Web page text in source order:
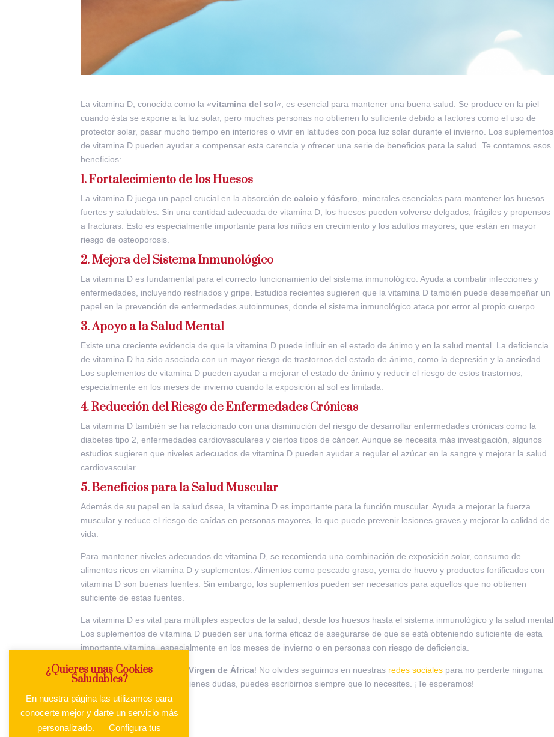
La vitamina D, conocida como la «vitamina del sol«, es esencial para mantener una buena salud. Se produce en la piel
cuando ésta se expone a la luz solar, pero muchas personas no obtienen lo suficiente debido a factores como el uso de
protector solar, pasar mucho tiempo en interiores o vivir en latitudes con poca luz solar durante el invierno. Los suplementos
de vitamina D pueden ayudar a compensar esta carencia y ofrecer una serie de beneficios para la salud. Te contamos esos
beneficios:
1. Fortalecimiento de los Huesos
La vitamina D juega un papel crucial en la absorción decalcio yfósforo , minerales esenciales para mantener los huesos
fuertes y saludables. Sin una cantidad adecuada de vitamina D, los huesos pueden volverse delgados, frágiles y propensos
a fracturas. Esto es especialmente importante para los niños en crecimiento y los adultos mayores, que están en mayor
riesgo de osteoporosis.
2. Mejora del Sistema Inmunológico
La vitamina D es fundamental para el correcto funcionamiento del sistema inmunológico. Ayuda a combatir infecciones y
enfermedades, incluyendo resfriados y gripe. Estudios recientes sugieren que la vitamina D también puede desempeñar un
papel en la prevención de enfermedades autoinmunes, donde el sistema inmunológico ataca por error al propio cuerpo.
3. Apoyo a la Salud Mental
Existe una creciente evidencia de que la vitamina D puede influir en el estado de ánimo y en la salud mental. La deficiencia
de vitamina D ha sido asociada con un mayor riesgo de trastornos del estado de ánimo, como la depresión y la ansiedad.
Los suplementos de vitamina D pueden ayudar a mejorar el estado de ánimo y reducir el riesgo de estos trastornos,
especialmente en los meses de invierno cuando la exposición al sol es limitada.
4. Reducción del Riesgo de Enfermedades Crónicas
La vitamina D también se ha relacionado con una disminución del riesgo de desarrollar enfermedades crónicas como la
diabetes tipo 2, enfermedades cardiovasculares y ciertos tipos de cáncer. Aunque se necesita más investigación, algunos
estudios sugieren que niveles adecuados de vitamina D pueden ayudar a regular el azúcar en la sangre y mejorar la salud
cardiovascular.
5. Beneficios para la Salud Muscular
Además de su papel en la salud ósea, la vitamina D es importante para la función muscular. Ayuda a mejorar la fuerza
muscular y reduce el riesgo de caídas en personas mayores, lo que puede prevenir lesiones graves y mejorar la calidad de
vida.
Para mantener niveles adecuados de vitamina D, se recomienda una combinación de exposición solar, consumo de
alimentos ricos en vitamina D y suplementos. Alimentos como pescado graso, yema de huevo y productos fortificados con
vitamina D son buenas fuentes. Sin embargo, los suplementos pueden ser necesarios para aquellos que no obtienen
suficiente de estas fuentes.
La vitamina D es vital para múltiples aspectos de la salud, desde los huesos hasta el sistema inmunológico y la salud mental.
Los suplementos de vitamina D pueden ser una forma eficaz de asegurarse de que se está obteniendo suficiente de esta
importante vitamina, especialmente en los meses de invierno o en personas con riesgo de deficiencia.
¡Te ayudamos enFarmacia Virgen de África! No olvides seguirnos en nuestras redes sociales para no perderte ninguna
novedad y recuerda que, si tienes dudas, puedes escribirnos siempre que lo necesites. ¡Te esperamos!
¿Quieres unas Cookies
Saludables?
En nuestra página las utilizamos para
conocerte mejor y darte un servicio más
personalizado.
Configura tus